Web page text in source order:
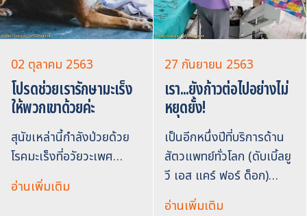
02 ตุลาคม 2563
โปรดช่วยเรารักษามะเร็ง
ให้พวกเขาด้วยค่ะ
สุนัขเหล่านี้กำลังป่วยด้วย
โรคมะเร็งที่อวัยวะเพศ…
อ่านเพิ่มเติม
27 กันยายน 2563
เรา...ยังก้าวต่อไปอย่างไม่
หยุดยั้ง!
เป็นอีกหนึ่งปีที่บริการด้าน
สัตวแพทย์ทั่วโลก (ดับเบิ้ลยู
วี เอส แคร์ ฟอร์ ด็อก)…
อ่านเพิ่มเติม